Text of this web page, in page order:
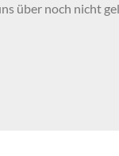
über noch nicht